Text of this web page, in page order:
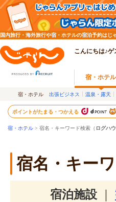
国内旅行・海外旅行や宿・ホテルの宿泊予約は
こんにちは♪ゲ
宿・ホテル
宿・ホテル 出張ビジネス 温泉・露天
ポイントがたまる・つかえる
宿・ホテル > 宿名・キーワード検索（ ログハ
宿名・キー
宿泊施設